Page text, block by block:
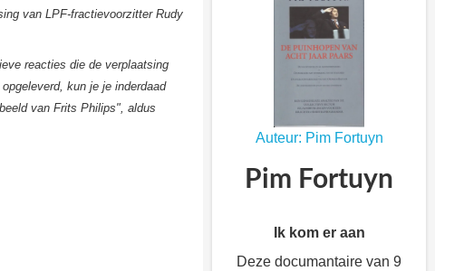
van LPF-fractievoorzitter Rudy
reacties die de verplaatsing
kun je je inderdaad
van Frits Philips", aldus
Auteur: Pim Fortuyn
Pim Fortuyn
Ik kom er aan
Deze documantaire van 9